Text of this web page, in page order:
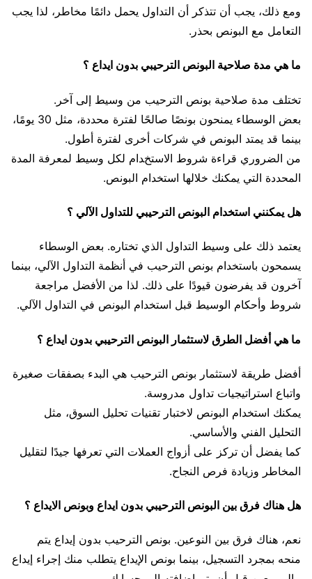
ومع ذلك، يجب أن تتذكر أن التداول يحمل دائمًا مخاطر، لذا يجب
التعامل مع البونص بحذر.
ما هي مدة صلاحية البونص الترحيبي بدون ايداع ؟
تختلف مدة صلاحية بونص الترحيب من وسيط إلى آخر.
بعض الوسطاء يمنحون بونصًا صالحًا لفترة محددة، مثل 30 يومًا،
بينما قد يمتد البونص في شركات أخرى لفترة أطول.
من الضروري قراءة شروط الاستخدام لكل وسيط لمعرفة المدة
المحددة التي يمكنك خلالها استخدام البونص.
هل يمكنني استخدام البونص الترحيبي للتداول الآلي ؟
يعتمد ذلك على وسيط التداول الذي تختاره. بعض الوسطاء
يسمحون باستخدام بونص الترحيب في أنظمة التداول الآلي، بينما
آخرون قد يفرضون قيودًا على ذلك. لذا من الأفضل مراجعة
شروط وأحكام الوسيط قبل استخدام البونص في التداول الآلي.
ما هي أفضل الطرق لاستثمار البونص الترحيبي بدون ايداع ؟
أفضل طريقة لاستثمار بونص الترحيب هي البدء بصفقات صغيرة
واتباع استراتيجيات تداول مدروسة.
يمكنك استخدام البونص لاختبار تقنيات تحليل السوق، مثل
التحليل الفني والأساسي.
كما يفضل أن تركز على أزواج العملات التي تعرفها جيدًا لتقليل
المخاطر وزيادة فرص النجاح.
هل هناك فرق بين البونص الترحيبي بدون ايداع وبونص الايداع ؟
نعم، هناك فرق بين النوعين. بونص الترحيب بدون إيداع يتم
منحه بمجرد التسجيل، بينما بونص الإيداع يتطلب منك إجراء إيداع